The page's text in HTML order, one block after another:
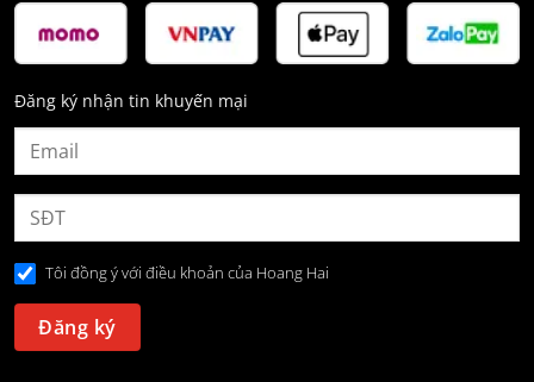
Đăng ký nhận tin khuyến mại
Tôi đồng ý với điều khoản của Hoang Hai